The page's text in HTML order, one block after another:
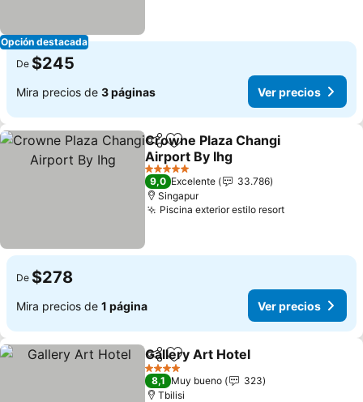
Opción destacada
De $245
Mira precios de 3 páginas Ver precios
CompartirAgregar a favoritos
Crowne Plaza Changi
Airport By Ihg
5 Estrellas
9,0 Excelente
33.786
Singapur
Piscina exterior estilo resort
De $278
Mira precios de 1 página Ver precios
CompartirAgregar a favoritos
Gallery Art Hotel
4 Estrellas
8,1 Muy bueno
323
Tbilisi